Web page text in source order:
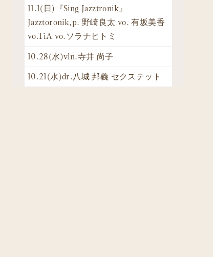
11.1(日)『Sing Jazztronik』
Jazztoronik,p. 野崎良太 vo. 有坂美香
vo.TiA vo.ソラナヒトミ
10.28(水)vln.寺井 尚子
10.21(水)dr.八城 邦義 セクステット